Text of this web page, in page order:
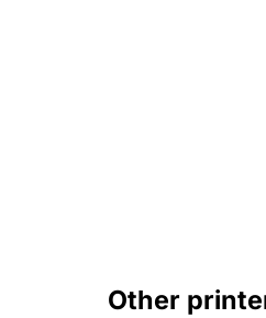
Other